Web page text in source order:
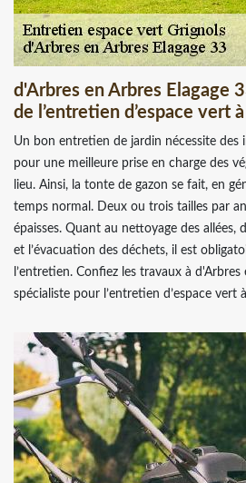
d'Arbres en Arbres Elagage
de l’entretien d’espace vert
Un bon entretien de jardin nécessite des
pour une meilleure prise en charge des
lieu. Ainsi, la tonte de gazon se fait, en
temps normal. Deux ou trois tailles par
épaisses. Quant au nettoyage des allées,
et l’évacuation des déchets, il est
l’entretien. Confiez les travaux à d'Arbres
spécialiste pour l’entretien d’espace vert